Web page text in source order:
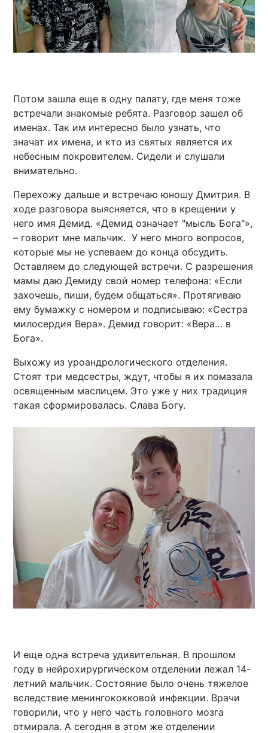
Потом зашла еще в одну палату, где меня тоже
встречали знакомые ребята. Разговор зашел об
именах. Так им интересно было узнать, что
значат их имена, и кто из святых является их
небесным покровителем. Сидели и слушали
внимательно.
Перехожу дальше и встречаю юношу Дмитрия. В
ходе разговора выясняется, что в крещении у
него имя Демид. «Демид означает "мысль Бога"»,
– говорит мне мальчик. У него много вопросов,
которые мы не успеваем до конца обсудить.
Оставляем до следующей встречи. С разрешения
мамы даю Демиду свой номер телефона: «Если
захочешь, пиши, будем общаться». Протягиваю
ему бумажку с номером и подписываю: «Сестра
милосердия Вера». Демид говорит: «Вера… в
Бога».
Выхожу из уроандрологического отделения.
Стоят три медсестры, ждут, чтобы я их помазала
освященным маслицем. Это уже у них традиция
такая сформировалась. Слава Богу.
И еще одна встреча удивительная. В прошлом
году в нейрохирургическом отделении лежал 14-
летний мальчик. Состояние было очень тяжелое
вследствие менингококковой инфекции. Врачи
говорили, что у него часть головного мозга
отмирала. А сегодня в этом же отделении